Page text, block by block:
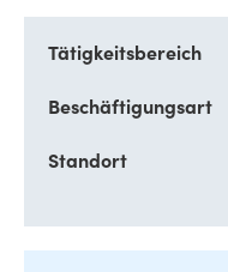
Tätigkeitsbereich
Beschäftigungsart
Standort